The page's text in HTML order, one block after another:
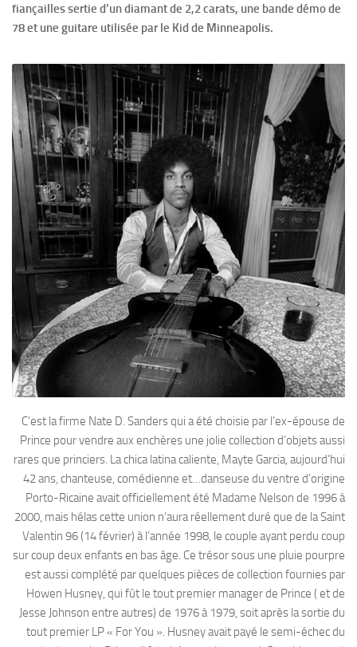
fiançailles sertie d’un diamant de 2,2 carats, une bande démo de
78 et une guitare utilisée par le Kid de Minneapolis.
C’est la firme Nate D. Sanders qui a été choisie par l’ex-épouse de
Prince pour vendre aux enchères une jolie collection d’objets aussi
rares que princiers. La chica latina caliente, Mayte Garcia, aujourd’hui
42 ans, chanteuse, comédienne et…danseuse du ventre d’origine
Porto-Ricaine avait officiellement été Madame Nelson de 1996 à
2000, mais hélas cette union n’aura réellement duré que de la Saint
Valentin 96 (14 février) à l’année 1998, le couple ayant perdu coup
sur coup deux enfants en bas âge. Ce trésor sous une pluie pourpre
est aussi complété par quelques pièces de collection fournies par
Howen Husney, qui fût le tout premier manager de Prince ( et de
Jesse Johnson entre autres) de 1976 à 1979, soit après la sortie du
tout premier LP « For You ». Husney avait payé le semi-échec du